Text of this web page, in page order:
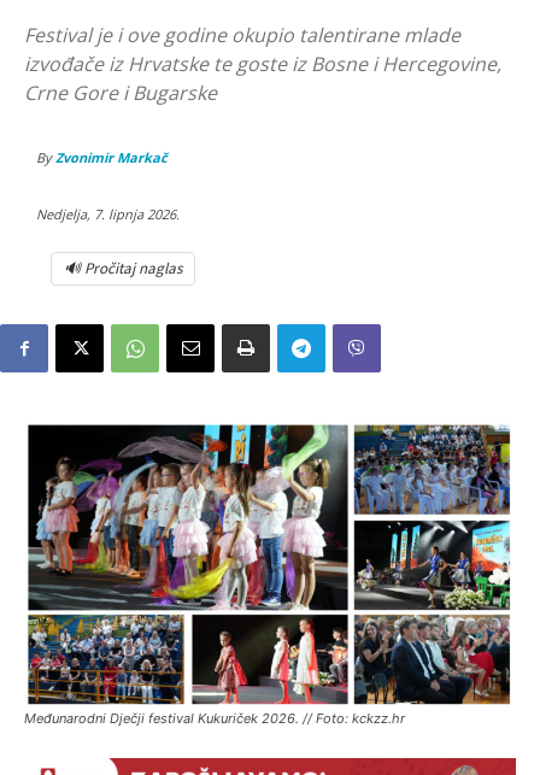
Festival je i ove godine okupio talentirane mlade
izvođače iz Hrvatske te goste iz Bosne i Hercegovine,
Crne Gore i Bugarske
By Zvonimir Markač
Nedjelja, 7. lipnja 2026.
🔊 Pročitaj naglas
Međunarodni Dječji festival Kukuriček 2026. // Foto: kckzz.hr